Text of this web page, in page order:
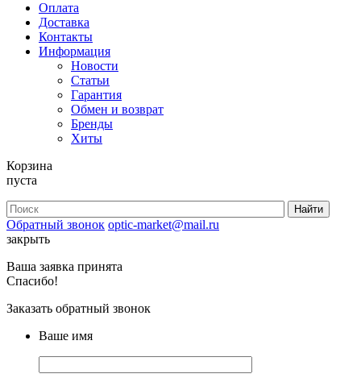
Оплата
Доставка
Контакты
Информация
Новости
Статьи
Гарантия
Обмен и возврат
Бренды
Хиты
Корзина
пуста
Обратный звонок optic-market@mail.ru
закрыть
Ваша заявка принята
Спасибо!
Заказать обратный звонок
Ваше имя